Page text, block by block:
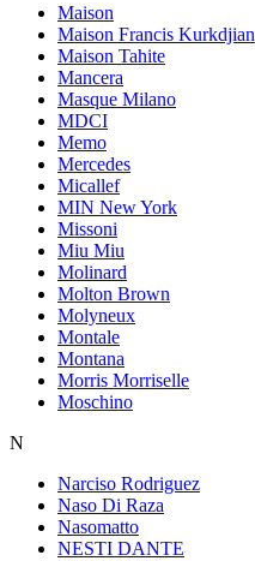
Maison
Maison Francis Kurkdjian
Maison Tahite
Mancera
Masque Milano
MDCI
Memo
Mercedes
Micallef
MIN New York
Missoni
Miu Miu
Molinard
Molton Brown
Molyneux
Montale
Montana
Morris Morriselle
Moschino
N
Narciso Rodriguez
Naso Di Raza
Nasomatto
NESTI DANTE